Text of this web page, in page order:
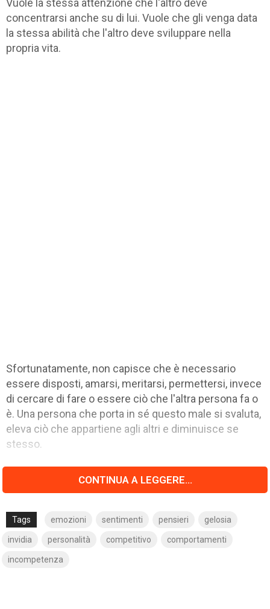
Vuole la stessa attenzione che l'altro deve
concentrarsi anche su di lui. Vuole che gli venga data
la stessa abilità che l'altro deve sviluppare nella
propria vita.
Sfortunatamente, non capisce che è necessario
essere disposti, amarsi, meritarsi, permettersi, invece
di cercare di fare o essere ciò che l'altra persona fa o
è. Una persona che porta in sé questo male si svaluta,
eleva ciò che appartiene agli altri e diminuisce se
stesso.
CONTINUA A LEGGERE...
Tags emozioni sentimenti pensieri gelosia
invidia personalità competitivo comportamenti
incompetenza